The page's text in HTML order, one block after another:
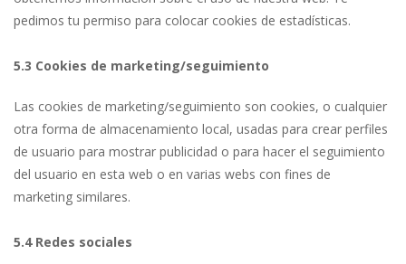
pedimos tu permiso para colocar cookies de estadísticas.
5.3 Cookies de marketing/seguimiento
Las cookies de marketing/seguimiento son cookies, o cualquier
otra forma de almacenamiento local, usadas para crear perfiles
de usuario para mostrar publicidad o para hacer el seguimiento
del usuario en esta web o en varias webs con fines de
marketing similares.
5.4 Redes sociales